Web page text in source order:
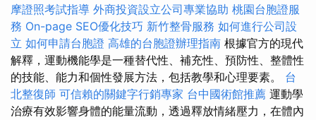
摩證照考試指導 外商投資設立公司專業協助 桃園台胞證服
務 On-page SEO優化技巧 新竹整骨服務 如何進行公司設
立 如何申請台胞證 高雄的台胞證辦理指南 根據官方的現代
解釋，運動機能學是一種替代性、補充性、預防性、整體性
的技能、能力和個性發展方法，包括教學和心理要素。 台
北整復師 可信賴的關鍵字行銷專家 台中國術館推薦 運動學
治療有效影響身體的能量流動，透過釋放情緒壓力，在體內